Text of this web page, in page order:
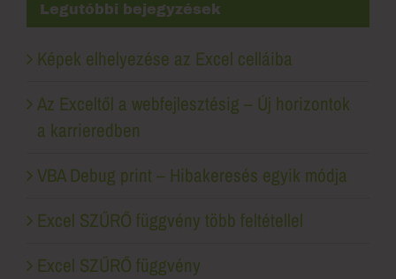
Legutóbbi bejegyzések
Képek elhelyezése az Excel celláiba
Az Exceltől a webfejlesztésig – Új horizontok
a karrieredben
VBA Debug print – Hibakeresés egyik módja
Excel SZŰRŐ függvény több feltétellel
Excel SZŰRŐ függvény